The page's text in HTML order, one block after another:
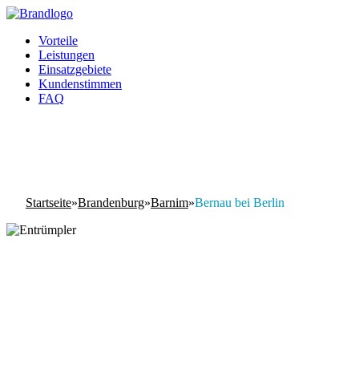
Vorteile
Leistungen
Einsatzgebiete
Kundenstimmen
FAQ
Startseite»Brandenburg»Barnim»Bernau bei Berlin